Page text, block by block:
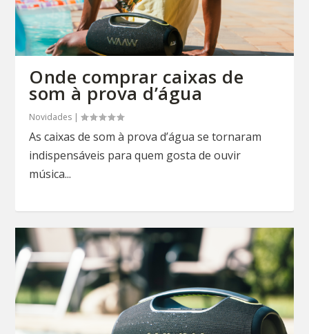
Onde comprar caixas de
som à prova d’água
Novidades |
As caixas de som à prova d’água se tornaram
indispensáveis para quem gosta de ouvir
música...